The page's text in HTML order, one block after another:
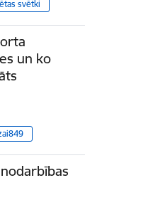
svētki
un ko